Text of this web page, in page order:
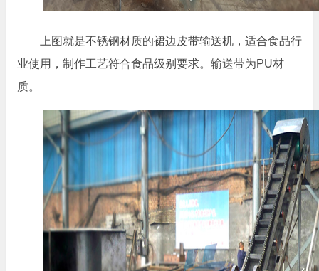
上图就是不锈钢材质的裙边皮带输送机，适合食品行
业使用，制作工艺符合食品级别要求。输送带为PU材
质。